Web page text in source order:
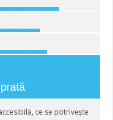
ce se potrivește